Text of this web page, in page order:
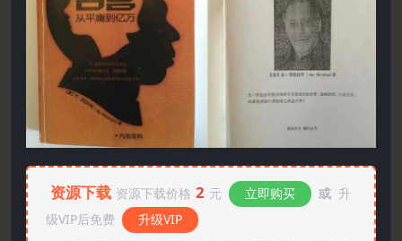
资源下载 资源下载价格 2 元 立即购买 或 升
级VIP后免费
升级VIP